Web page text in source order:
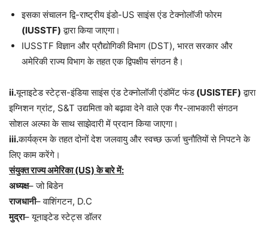
इसका संचालन द्वि-राष्ट्रीय इंडो-US साइंस एंड टेक्नोलॉजी फोरम
(IUSSTF) द्वारा किया जाएगा।
IUSSTF विज्ञान और प्रौद्योगिकी विभाग (DST), भारत सरकार और
अमेरिकी राज्य विभाग के तहत एक द्विपक्षीय संगठन है।
ii.यूनाइटेड स्टेट्स-इंडिया साइंस एंड टेक्नोलॉजी एंडॉमेंट फंड(USISTEF) द्वारा
इग्निशन ग्रांट, S&T उद्यमिता को बढ़ावा देने वाले एक गैर-लाभकारी संगठन
सोशल अल्फा के साथ साझेदारी में प्रदान किया जाएगा।
iii.कार्यक्रम के तहत दोनों देश जलवायु और स्वच्छ ऊर्जा चुनौतियों से निपटने के
लिए काम करेंगे।
संयुक्त राज्य अमेरिका (US) के बारे में:
अध्यक्ष– जो बिडेन
राजधानी– वाशिंगटन, D.C
मुद्रा– यूनाइटेड स्टेट्स डॉलर